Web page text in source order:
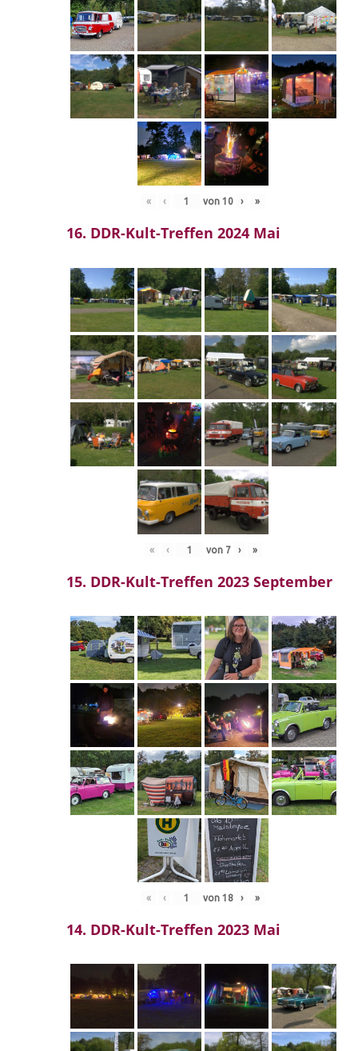
« ‹ von 10 › »
16. DDR-Kult-Treffen 2024 Mai
« ‹ von 7 › »
15. DDR-Kult-Treffen 2023 September
« ‹ von 18 › »
14. DDR-Kult-Treffen 2023 Mai